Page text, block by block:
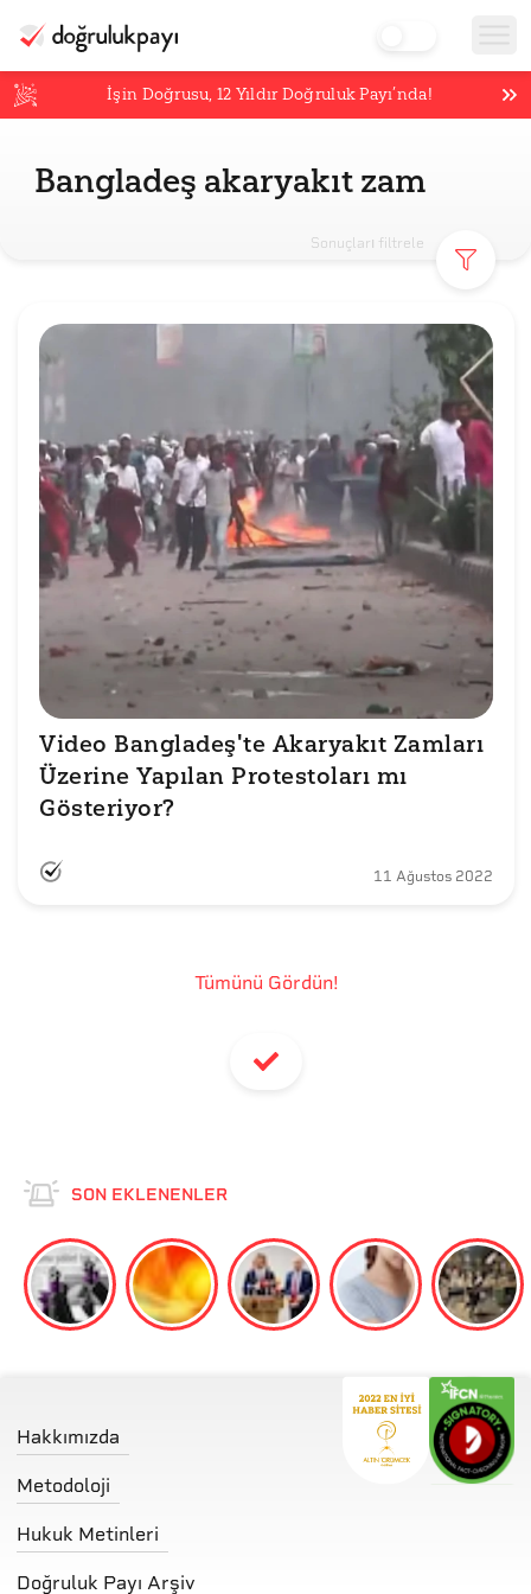
İşin Doğrusu,12 Yıldır Doğruluk Payı’nda!
Bangladeş akaryakıt zam
Sonuçları filtrele
Video Bangladeş'te Akaryakıt Zamları
Üzerine Yapılan Protestoları mı
Gösteriyor?
11 Ağustos 2022
Tümünü Gördün!
SON EKLENENLER
Hakkımızda
Metodoloji
Hukuk Metinleri
Doğruluk Payı Arşiv